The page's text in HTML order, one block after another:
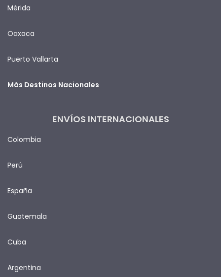
Mérida
Oaxaca
Puerto Vallarta
Más Destinos Nacionales
ENVÍOS INTERNACIONALES
Colombia
Perú
España
Guatemala
Cuba
Argentina